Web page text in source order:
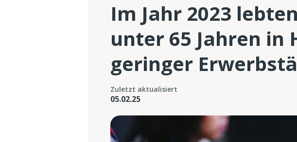
Im Jahr 2023
unter 65 Jahren
geringer
Zuletzt aktualisiert
05.02.25